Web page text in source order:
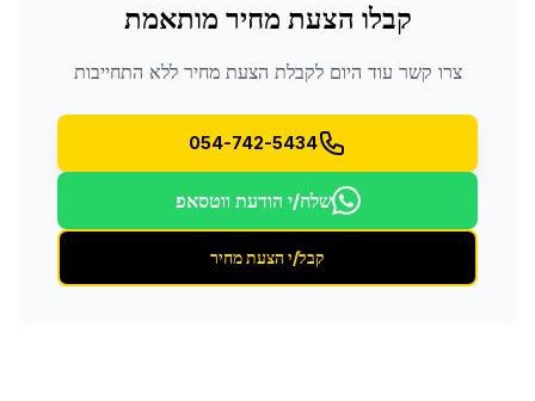
קבלו הצעת מחיר מותאמת
צרו קשר עוד היום לקבלת הצעת מחיר ללא התחייבות
054-742-5434
שלח/י הודעת ווטסאפ
קבל/י הצעת מחיר